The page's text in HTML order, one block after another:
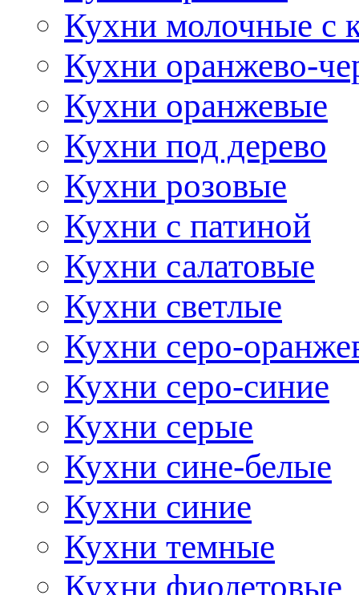
Кухни молочные с
Кухни оранжево-
Кухни оранжевые
Кухни под дерево
Кухни розовые
Кухни с патиной
Кухни салатовые
Кухни светлые
Кухни серо-
Кухни серо-синие
Кухни серые
Кухни сине-белые
Кухни синие
Кухни темные
Кухни фиолетовые